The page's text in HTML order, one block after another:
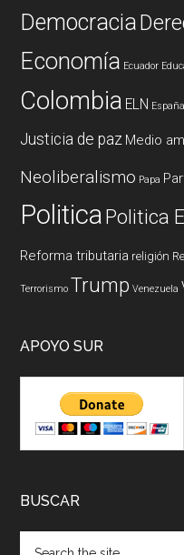
Democracia
Economía Ecuador
Colombia ELN España
Justicia de paz Medio
Neoliberalismo Papa
PoliticaPolitica
Reforma tributaria religión
Terrorismo Trump Venezuela
APOYO SUR
BUSCAR